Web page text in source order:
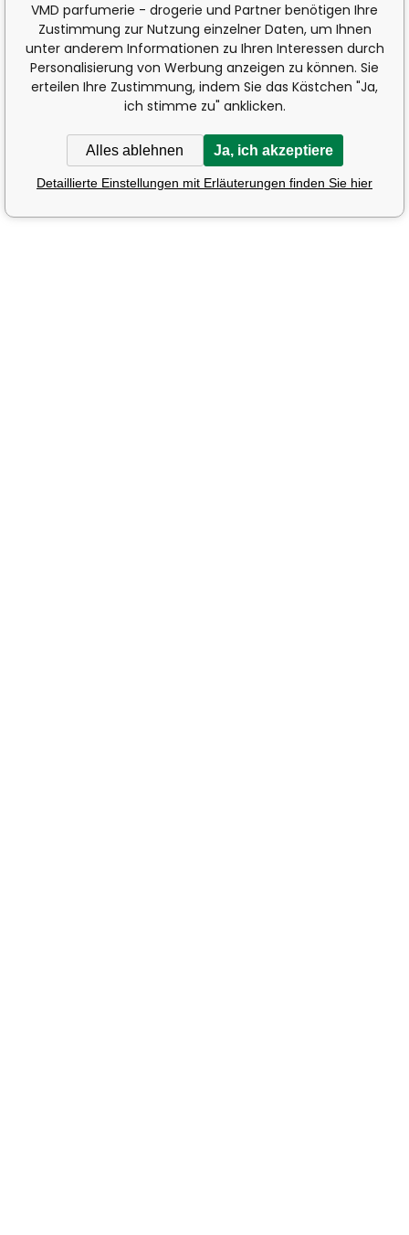
VMD parfumerie - drogerie und Partner benötigen Ihre
Zustimmung zur Nutzung einzelner Daten, um Ihnen
unter anderem Informationen zu Ihren Interessen durch
Personalisierung von Werbung anzeigen zu können. Sie
erteilen Ihre Zustimmung, indem Sie das Kästchen "Ja,
ich stimme zu" anklicken.
Alles ablehnen Ja, ich akzeptiere
Detaillierte Einstellungen mit Erläuterungen finden Sie hier